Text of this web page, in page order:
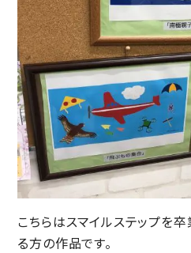
こちらはスマイルステップを
る方の作品です。